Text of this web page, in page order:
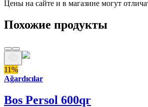
Цены на сайте и в магазине могут
Похожие продукты
11%
Ağardıcılar
Bos Persol 600qr